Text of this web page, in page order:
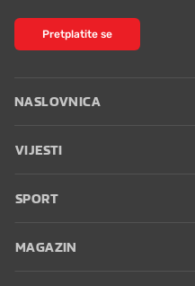
Pretplatite se
NASLOVNICA
VIJESTI
SPORT
MAGAZIN